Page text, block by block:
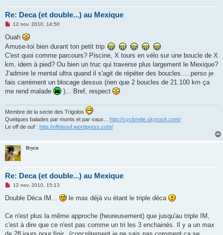
Re: Deca (et double...) au Mexique
M
s
a
g
e
n
o
n
l
u
12 nov. 2010, 14:50
Ouah
Amuse-toi bien durant ton petit trip
C'est quoi comme parcours? Piscine, X tours en vélo sur une boucle de X
km, idem à pied? Ou bien un truc qui traverse plus largement le Mexique?
J'admire le mental ultra quand il s'agit de répéter des boucles.....perso je
fais carrément un blocage dessus (rien que 2 boucles de 21.100 km ça
me rend malade
)... Bref, respect
Membre de la secte des Trigolos
Quelques balades par monts et par vaux... http://cyclorelie.skyrock.com/
Le off de ouf : http://offdeouf.wordpress.com/
Bryce
Re: Deca (et double...) au Mexique
M
s
g
n
o
12 nov. 2010, 15:13
Double Déca IM... le max déjà vu étant le triple déca
Ce n'est plus la même approche (heureusement) que jusqu'au triple IM,
c'est à dire que ce n'est pas comme un tri les 3 enchainés. Il y a un max